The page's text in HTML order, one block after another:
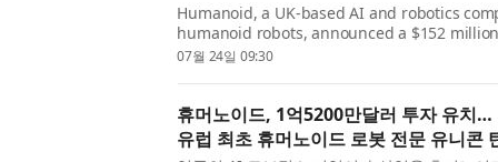
Humanoid, a UK-based AI and robotics
humanoid robots, announced a $152
billion post-money valuation. This funding
07월 24일 09:30
휴머노이드, 1억5200만달러 투자 유치
유럽 최초 휴머노이드 로봇 전문 유니콘